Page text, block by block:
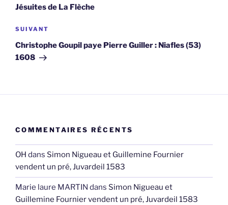
Jésuites de La Flèche
Article
suivant
SUIVANT
Christophe Goupil paye Pierre Guiller : Niafles (53)
1608
COMMENTAIRES RÉCENTS
OH dans Simon Nigueau et Guillemine Fournier
vendent un pré, Juvardeil 1583
Marie laure MARTIN dans Simon Nigueau et
Guillemine Fournier vendent un pré, Juvardeil 1583